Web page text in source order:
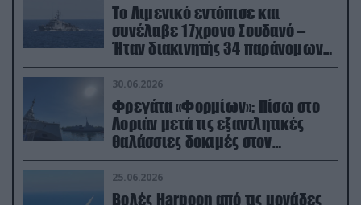
Το Λιμενικό εντόπισε και
συνέλαβε 17χρονο Σουδανό –
Ήταν διακινητής 34 παράνομων
μεταναστών
30.06.2026
Φρεγάτα «Φορμίων»: Πίσω στο
Λοριάν μετά τις εξαντλητικές
θαλάσσιες δοκιμές στον
απαιτητικό Βισκαϊκό
25.06.2026
Βολές Harpoon από τις μονάδες